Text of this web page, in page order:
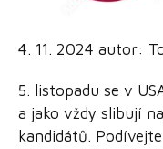
4. 11. 2024 autor:
5. listopadu se v
a jako vždy slibují
kandidátů.